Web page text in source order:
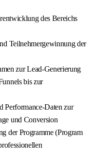
des Bereichs
Teilnehmergewinnung der
zur Lead-Generierung
bis zur
Performance-Daten zur
und Conversion
der Programme (Program